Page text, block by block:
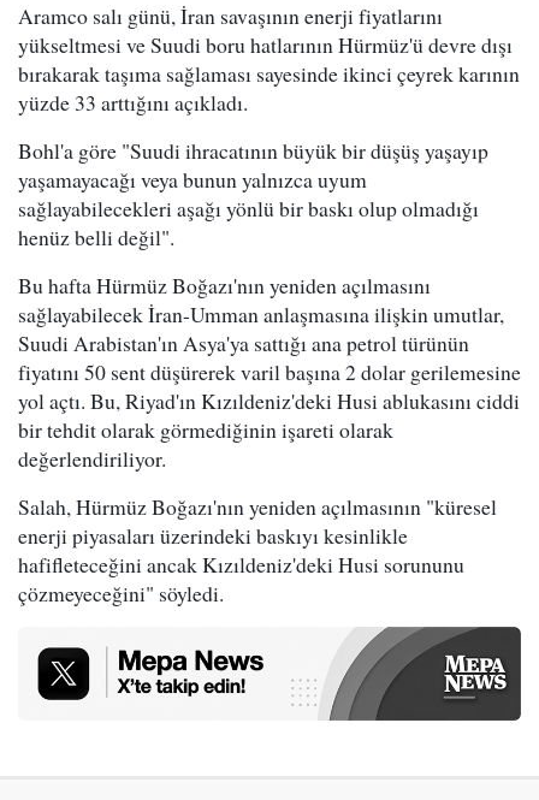
Aramco salı günü, İran savaşının enerji fiyatlarını
yükseltmesi ve Suudi boru hatlarının Hürmüz'ü devre dışı
bırakarak taşıma sağlaması sayesinde ikinci çeyrek karının
yüzde 33 arttığını açıkladı.
Bohl'a göre "Suudi ihracatının büyük bir düşüş yaşayıp
yaşamayacağı veya bunun yalnızca uyum
sağlayabilecekleri aşağı yönlü bir baskı olup olmadığı
henüz belli değil".
Bu hafta Hürmüz Boğazı'nın yeniden açılmasını
sağlayabilecek İran-Umman anlaşmasına ilişkin umutlar,
Suudi Arabistan'ın Asya'ya sattığı ana petrol türünün
fiyatını 50 sent düşürerek varil başına 2 dolar gerilemesine
yol açtı. Bu, Riyad'ın Kızıldeniz'deki Husi ablukasını ciddi
bir tehdit olarak görmediğinin işareti olarak
değerlendiriliyor.
Salah, Hürmüz Boğazı'nın yeniden açılmasının "küresel
enerji piyasaları üzerindeki baskıyı kesinlikle
hafifleteceğini ancak Kızıldeniz'deki Husi sorununu
çözmeyeceğini" söyledi.